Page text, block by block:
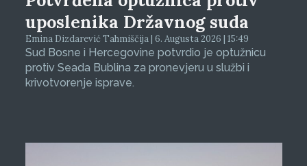
uposlenika Državnog suda
Emina Dizdarević Tahmiščija | 6. Augusta 2026 | 15:49
Sud Bosne i Hercegovine potvrdio je optužnicu
protiv Seada Bublina za pronevjeru u službi i
krivotvorenje isprave.